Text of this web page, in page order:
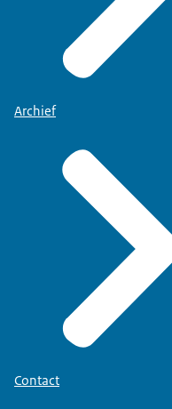
Archief
Contact